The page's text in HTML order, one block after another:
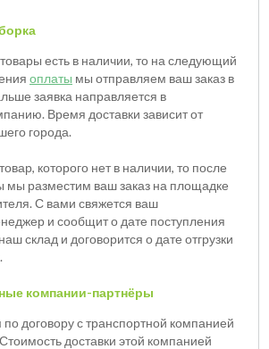
есть в наличии, то на следующий
оплаты мы отправляем ваш заказ в
заявка направляется в
Время доставки зависит от
города.
которого нет в наличии, то после
мы разместим ваш заказ на площадке
С вами свяжется ваш
и сообщит о дате поступления
склад и договорится о дате отгрузки
компании-партнёры
договору с транспортной компанией
доставки этой компанией